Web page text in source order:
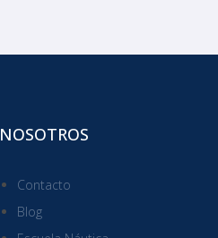
NOSOTROS
Contacto
Blog